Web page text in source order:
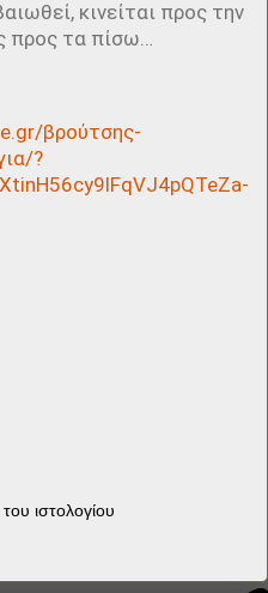
κινείται προς την
προς τα πίσω…
βρούτσης-
?
ιστολογίου